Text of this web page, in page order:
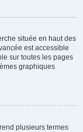
située en haut des
est accessible
sur toutes les pages
graphiques
plusieurs termes